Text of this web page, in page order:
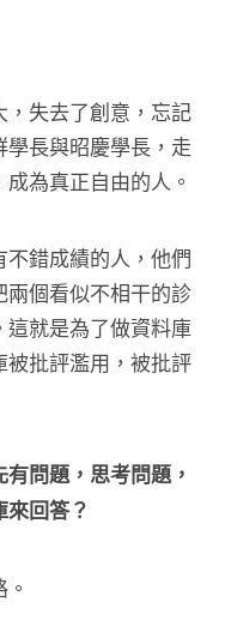
失去了創意，忘記
長與昭慶學長，走
為真正自由的人。
錯成績的人，他們
個看似不相干的診
就是為了做資料庫
批評濫用，被批評
有問題，思考問題，
回答？